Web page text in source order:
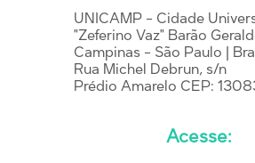
UNICAMP - Cidade
"Zeferino Vaz" Barão
Campinas - São Paulo |
Rua Michel Debrun, s/n
Prédio Amarelo CEP:
Acesse: